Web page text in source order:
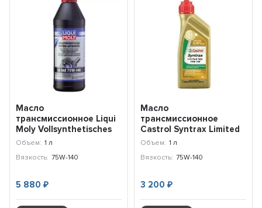
Масло
трансмиссионное Liqui
Moly Vollsynthetisches
Hypoid-Getriebeoil LS
Объем: 1 л
Вязкость: 75W-140
5 880₽
Масло
трансмиссионное
Castrol Syntrax Limited
Slip 75W-140 (1л)
Объем: 1 л
Вязкость: 75W-140
3 200 ₽